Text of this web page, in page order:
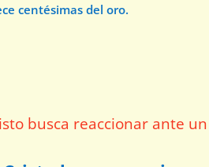
centésimas del oro.